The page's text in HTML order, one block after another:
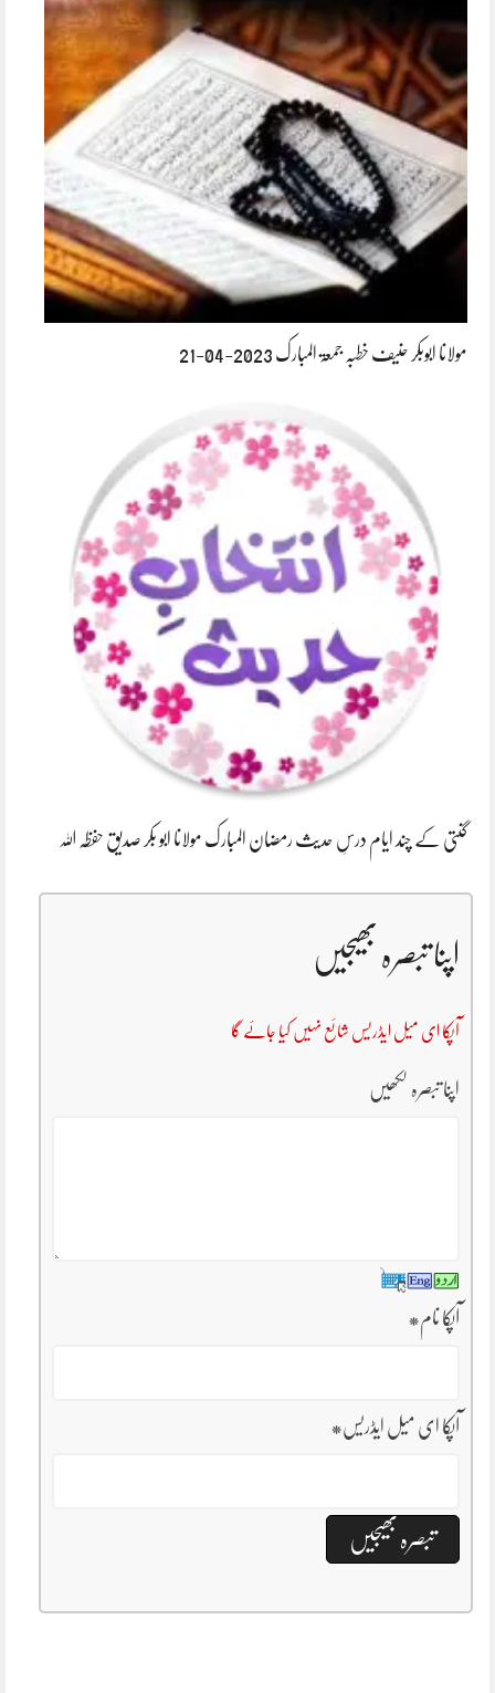
مولانا ابوبکر حنیف خطبہ جمعۃ المبارک 2023-04-21
گنتی کے چند ایام درسِ حدیث رمضان المبارک مولانا ابو بکر صدیق حفظہ اللہ
اپنا تبصرہ بھیجیں
آپکا ای میل ایڈریس شائع نہیں کیا جائے گا
اپنا تبصرہ لکھیں
آپکا نام*
آپکا ای میل ایڈریس*